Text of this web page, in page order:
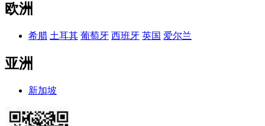
欧洲
希腊 土耳其 葡萄牙 西班牙 英国 爱尔兰
亚洲
新加坡